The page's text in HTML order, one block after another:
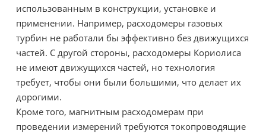
использованным в конструкции, установке и
применении. Например, расходомеры газовых
турбин не работали бы эффективно без движущихся
частей. С другой стороны, расходомеры Кориолиса
не имеют движущихся частей, но технология
требует, чтобы они были большими, что делает их
дорогими.
Кроме того, магнитным расходомерам при
проведении измерений требуются токопроводящие